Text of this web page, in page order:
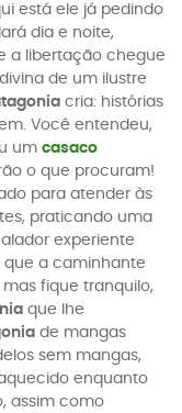
está ele já pedindo
dia e noite,
a libertação chegue
de um ilustre
cria: histórias
Você entendeu,
um casaco
o que procuram!
para atender às
praticando uma
experiente
que a caminhante
fique tranquilo,
que lhe
de mangas
sem mangas,
enquanto
assim como